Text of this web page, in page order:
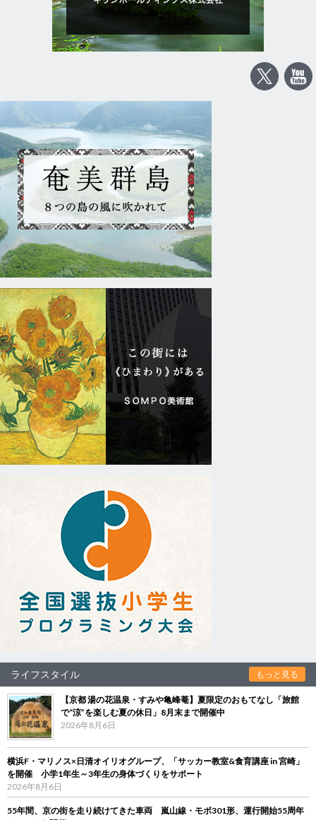
ライフスタイル もっと見る
【京都 湯の花温泉・すみや亀峰菴】夏限定のおもてなし「旅館
で“涼”を楽しむ夏の休日」8月末まで開催中
2026年8月6日
横浜F・マリノス×日清オイリオグループ、「サッカー教室&食育講座 in 宮崎」
を開催 小学1年生～3年生の身体づくりをサポート
2026年8月6日
55年間、京の街を走り続けてきた車両 嵐山線・モボ301形、運行開始55周年